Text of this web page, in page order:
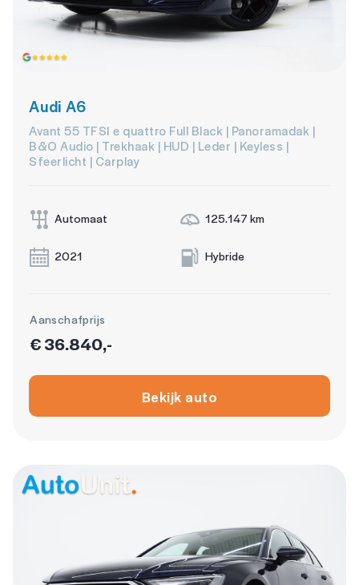
Audi A6
Avant 55 TFSI e quattro Full Black | Panoramadak |
B&O Audio | Trekhaak | HUD | Leder | Keyless |
Sfeerlicht | Carplay
Automaat 125.147 km
2021 Hybride
Aanschafprijs
€ 36.840,-
Bekijk auto